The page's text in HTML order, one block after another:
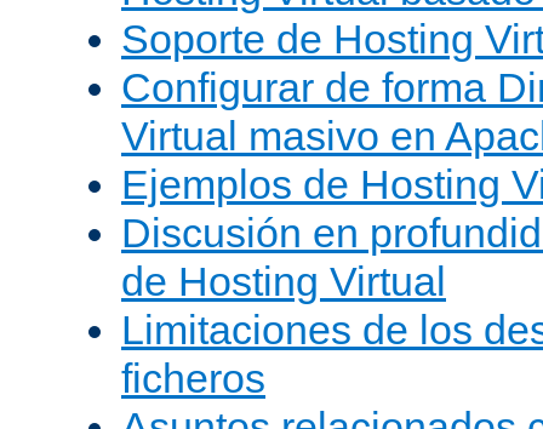
Soporte de Hosting
Configurar de forma
Virtual masivo en
Ejemplos de Hosting
Discusión en
de Hosting Virtual
Limitaciones de los
ficheros